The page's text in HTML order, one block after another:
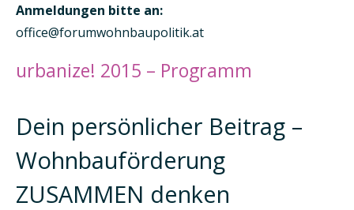
Anmeldungen bitte an:
office@forumwohnbaupolitik.at
urbanize! 2015 – Programm
Dein persönlicher Beitrag –
Wohnbauförderung
ZUSAMMEN denken